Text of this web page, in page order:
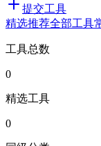
提交工具
精选推荐全部工具
工具总数
0
精选工具
0